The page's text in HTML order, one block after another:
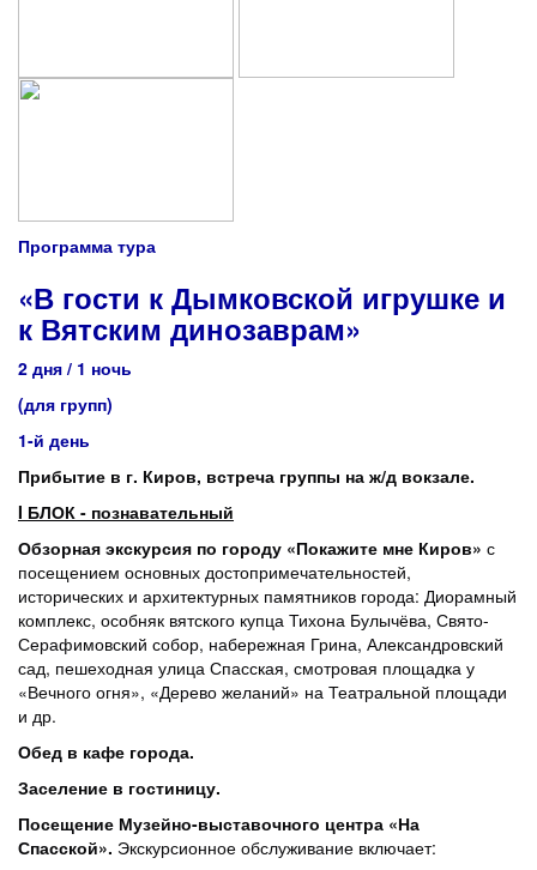
Программа тура
«В гости к Дымковской игрушке и
к Вятским динозаврам»
2 дня / 1 ночь
(для групп)
1-й день
Прибытие в г. Киров, встреча группы на ж/д вокзале.
I БЛОК - познавательный
Обзорная экскурсия по городу «Покажите мне Киров» с
посещением основных достопримечательностей,
исторических и архитектурных памятников города: Диорамный
комплекс, особняк вятского купца Тихона Булычёва, Свято-
Серафимовский собор, набережная Грина, Александровский
сад, пешеходная улица Спасская, смотровая площадка у
«Вечного огня», «Дерево желаний» на Театральной площади
и др.
Обед в кафе города.
Заселение в гостиницу.
Посещение Музейно-выставочного центра «На
Спасской». Экскурсионное обслуживание включает: